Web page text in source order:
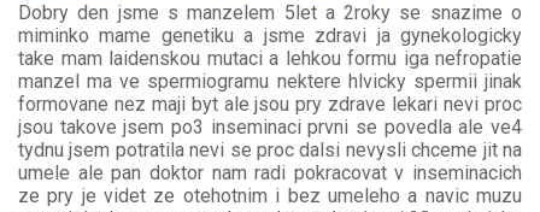
Dobry den jsme s manzelem 5let a 2roky se snazime o
miminko mame genetiku a jsme zdravi ja gynekologicky
take mam laidenskou mutaci a lehkou formu iga nefropatie
manzel ma ve spermiogramu nektere hlvicky spermii jinak
formovane nez maji byt ale jsou pry zdrave lekari nevi proc
jsou takove jsem po3 inseminaci prvni se povedla ale ve4
tydnu jsem potratila nevi se proc dalsi nevysli chceme jit na
umele ale pan doktor nam radi pokracovat v inseminacich
ze pry je videt ze otehotnim i bez umeleho a navic muzu